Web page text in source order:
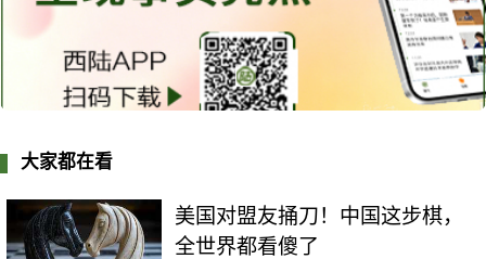
大家都在看
美国对盟友捅刀！中国这步棋，
全世界都看傻了